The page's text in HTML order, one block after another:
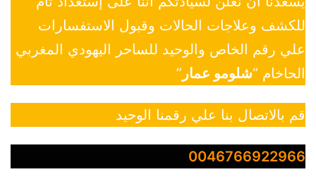
للكشف وعلاجات الحالات وقبول الاستفسارات
علي رقم الخاص والوحيد للساحر اليهودي المغربي
الحاخام “شلومو عمار ”
قم بالاتصال بنا علي رقمنا الوحيد
0046766922966